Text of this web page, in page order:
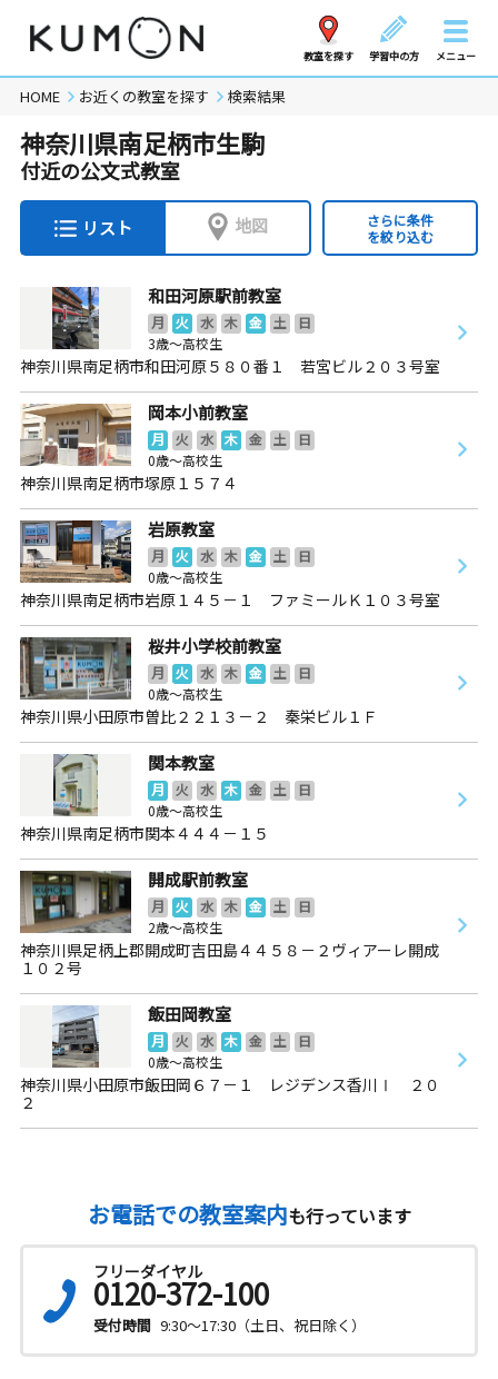
教室を探す 学習中の方 メニュー
HOME お近くの教室を探す 検索結果
神奈川県南足柄市生駒
付近の公文式教室
リスト 地図
さらに条件
を絞り込む
和田河原駅前教室
月 火 水 木 金 土
日
3歳～高校生
神奈川県南足柄市和田河原５８０番１ 若宮ビル２０３号室
岡本小前教室
月 火 水 木 金 土
日
0歳～高校生
神奈川県南足柄市塚原１５７４
岩原教室
月 火 水 木 金 土
日
0歳～高校生
神奈川県南足柄市岩原１４５－１ ファミールＫ１０３号室
桜井小学校前教室
月 火 水 木 金 土
日
0歳～高校生
神奈川県小田原市曽比２２１３－２ 秦栄ビル１Ｆ
関本教室
月 火 水 木 金 土
日
0歳～高校生
神奈川県南足柄市関本４４４－１５
開成駅前教室
月 火 水 木 金 土
日
2歳～高校生
神奈川県足柄上郡開成町吉田島４４５８－２ヴィアーレ開成
１０２号
飯田岡教室
月 火 水 木 金 土
日
0歳～高校生
神奈川県小田原市飯田岡６７－１ レジデンス香川Ⅰ ２０
２
お電話での教室案内も行っています
フリーダイヤル
0120-372-100
受付時間 9:30～17:30（土日、祝日除く）